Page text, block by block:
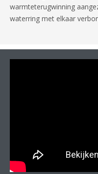
warmteterugwinning
waterring met elkaar